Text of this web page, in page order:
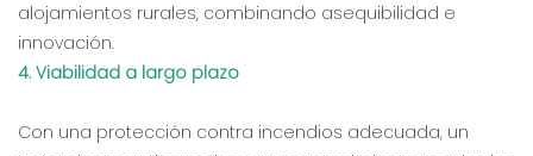
alojamientos rurales, combinando asequibilidad e
innovación.
4. Viabilidad a largo plazo
Con una protección contra incendios adecuada, un